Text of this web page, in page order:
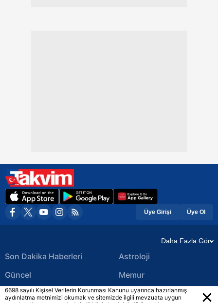
Üye Girişi Üye Ol
Daha Fazla Gör
Son Dakika Haberleri
Güncel
Ekonomi Haberleri
Astroloji
Memur
Yerel Haberler
6698 sayılı Kişisel Verilerin Korunması Kanunu uyarınca hazırlanmış
aydınlatma metnimizi okumak ve sitemizde ilgili mevzuata uygun